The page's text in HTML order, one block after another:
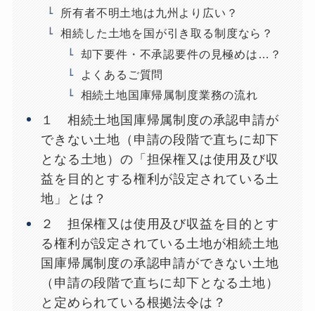
所有者不明土地は九州より広い？
相続した土地を国が引き取る制度なら？
却下要件・不承認要件の見極めは…？
よくあるご質問
相続土地国庫帰属制度業務の流れ
１ 相続土地国庫帰属制度の承認申請が
できない土地（申請の段階で直ちに却下
となる土地）の「担保権又は使用及び収
益を目的とする権利が設定されている土
地」とは？
２ 担保権又は使用及び収益を目的とす
る権利が設定されている土地が相続土地
国庫帰属制度の承認申請ができない土地
（申請の段階で直ちに却下となる土地）
と定められている根拠法令は？